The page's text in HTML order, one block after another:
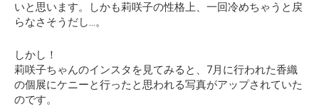
いと思います。しかも莉咲子の性格上、一回冷めちゃうと戻
らなさそうだし…。
しかし！
莉咲子ちゃんのインスタを見てみると、7月に行われた香織
の個展にケニーと行ったと思われる写真がアップされていた
のです。